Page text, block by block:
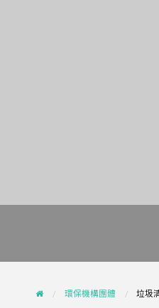
環保機構團體 垃圾